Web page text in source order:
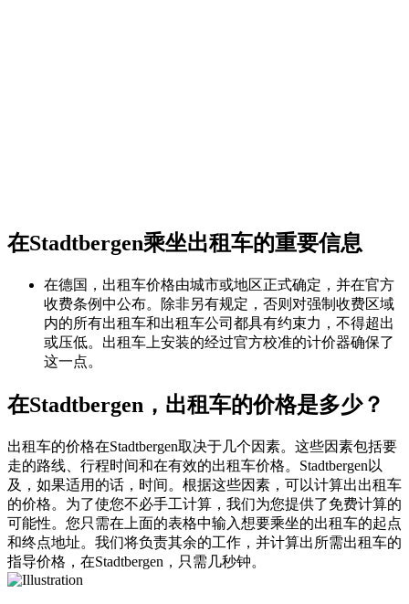
在Stadtbergen乘坐出租车的重要信息
在德国，出租车价格由城市或地区正式确定，并在官方
收费条例中公布。除非另有规定，否则对强制收费区域
内的所有出租车和出租车公司都具有约束力，不得超出
或压低。出租车上安装的经过官方校准的计价器确保了
这一点。
在Stadtbergen，出租车的价格是多少？
出租车的价格在Stadtbergen取决于几个因素。这些因素包括要
走的路线、行程时间和在有效的出租车价格。Stadtbergen以
及，如果适用的话，时间。根据这些因素，可以计算出出租车
的价格。为了使您不必手工计算，我们为您提供了免费计算的
可能性。您只需在上面的表格中输入想要乘坐的出租车的起点
和终点地址。我们将负责其余的工作，并计算出所需出租车的
指导价格，在Stadtbergen，只需几秒钟。